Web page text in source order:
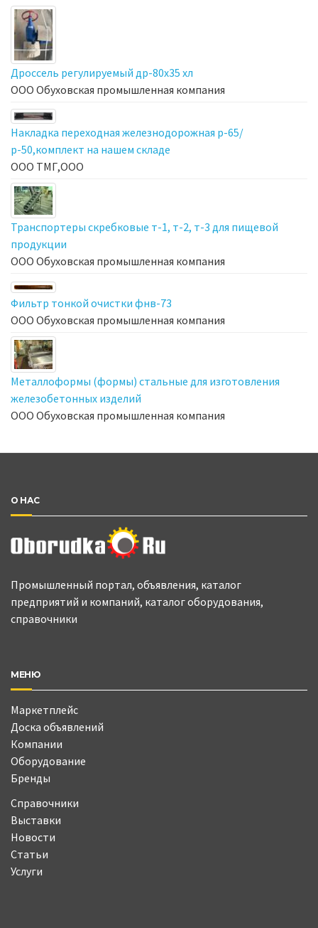
Дроссель регулируемый др-80х35 хл
ООО Обуховская промышленная компания
Накладка переходная железнодорожная р-65/
р-50,комплект на нашем складе
ООО ТМГ,ООО
Транспортеры скребковые т-1, т-2, т-3 для пищевой
продукции
ООО Обуховская промышленная компания
Фильтр тонкой очистки фнв-73
ООО Обуховская промышленная компания
Металлоформы (формы) стальные для изготовления
железобетонных изделий
ООО Обуховская промышленная компания
О НАС
Промышленный портал, объявления, каталог
предприятий и компаний, каталог оборудования,
справочники
МЕНЮ
Маркетплейс
Доска объявлений
Компании
Оборудование
Бренды
Справочники
Выставки
Новости
Статьи
Услуги